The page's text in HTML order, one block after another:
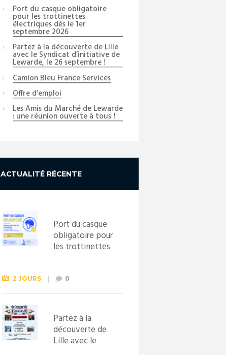
Next item
Port du casque obligatoire
pour les trottinettes
électriques dès le 1er
septembre 2026
Partez à la découverte de Lille
avec le Syndicat d’initiative de
Lewarde, le 26 septembre !
Camion Bleu France Services
Offre d’emploi
Les Amis du Marché de Lewarde
: une réunion ouverte à tous !
ACTUALITÉ RÉCENTE
Port du casque
obligatoire pour
les trottinettes
septembre
2026
2 JOURS 0
Partez à la
découverte de
Lille avec le